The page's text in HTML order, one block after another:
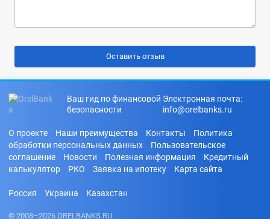
Ваш гид по финансовой
безопасности
Электронная почта:
info@orelbanks.ru
О проекте Наши преимущества Контакты
Политика
обработки персональных данных
Пользовательское
соглашение
Новости Полезная информация
Кредитный
калькулятор
РКО Заявка на ипотеку Карта сайта
Россия Украина Казахстан
© 2008–2026 ORELBANKS.RU.